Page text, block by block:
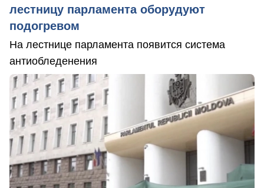
лестницу парламента оборудуют
подогревом
На лестнице парламента появится система
антиобледенения